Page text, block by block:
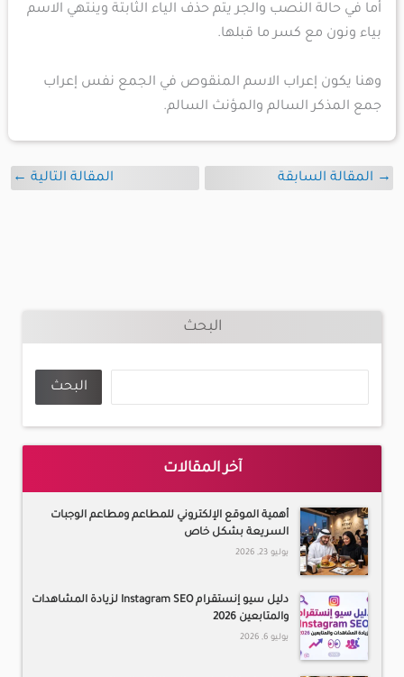
أما في حالة النصب والجر يتم حذف الياء الثابتة وينتهي الاسم
بياء ونون مع كسر ما قبلها.
وهنا يكون إعراب الاسم المنقوص في الجمع نفس إعراب
جمع المذكر السالم والمؤنث السالم.
→ المقالة السابقة المقالة التالية ←
البحث
البحث
آخر المقالات
أهمية الموقع الإلكتروني للمطاعم ومطاعم الوجبات
السريعة بشكل خاص
يوليو 23, 2026
دليل سيو إنستقرام Instagram SEO لزيادة المشاهدات
والمتابعين 2026
يوليو 6, 2026